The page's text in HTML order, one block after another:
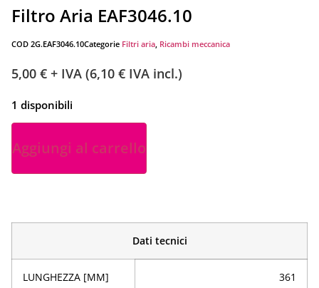
Filtro Aria EAF3046.10
COD 2G.EAF3046.10Categorie Filtri aria, Ricambi meccanica
5,00 € + IVA (6,10 € IVA incl.)
1 disponibili
Aggiungi al carrello
Dati tecnici
LUNGHEZZA [MM] 361